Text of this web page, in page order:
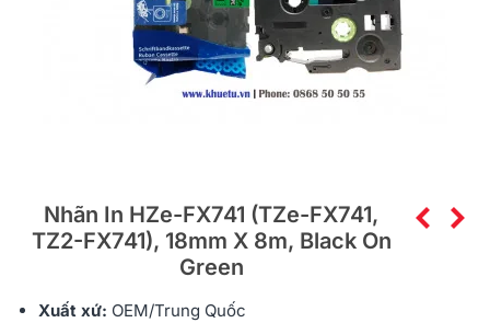
Nhãn In HZe-FX741 (TZe-FX741,
TZ2-FX741), 18mm X 8m, Black On
Green
Xuất xứ: OEM/Trung Quốc